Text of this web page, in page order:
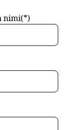
nimi(*)